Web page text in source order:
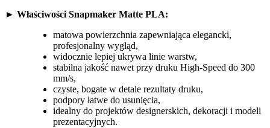
► Właściwości Snapmaker Matte PLA:
matowa powierzchnia zapewniająca elegancki,
profesjonalny wygląd,
widocznie lepiej ukrywa linie warstw,
stabilna jakość nawet przy druku High-Speed do 300
mm/s,
czyste, bogate w detale rezultaty druku,
podpory łatwe do usunięcia,
idealny do projektów designerskich, dekoracji i modeli
prezentacyjnych.